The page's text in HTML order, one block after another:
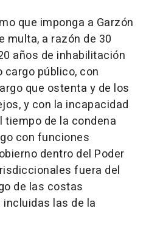
que imponga a Garzón
multa, a razón de 30
años de inhabilitación
público, con
que ostenta y de los
y con la incapacidad
tiempo de la condena
con funciones
dentro del Poder
fuera del
de las costas
las de la